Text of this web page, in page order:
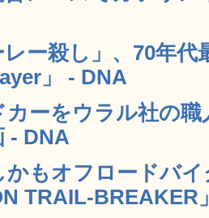
ー殺し」、70年
」 - DNA
ーをウラル社の
- DNA
もオフロードバ
TRAIL-BREAKER